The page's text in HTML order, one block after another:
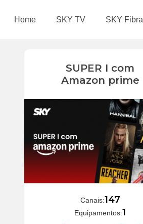
Home SKY TV SKY Fibra
SUPER I com
Amazon prime
Canais:147
Equipamentos:1